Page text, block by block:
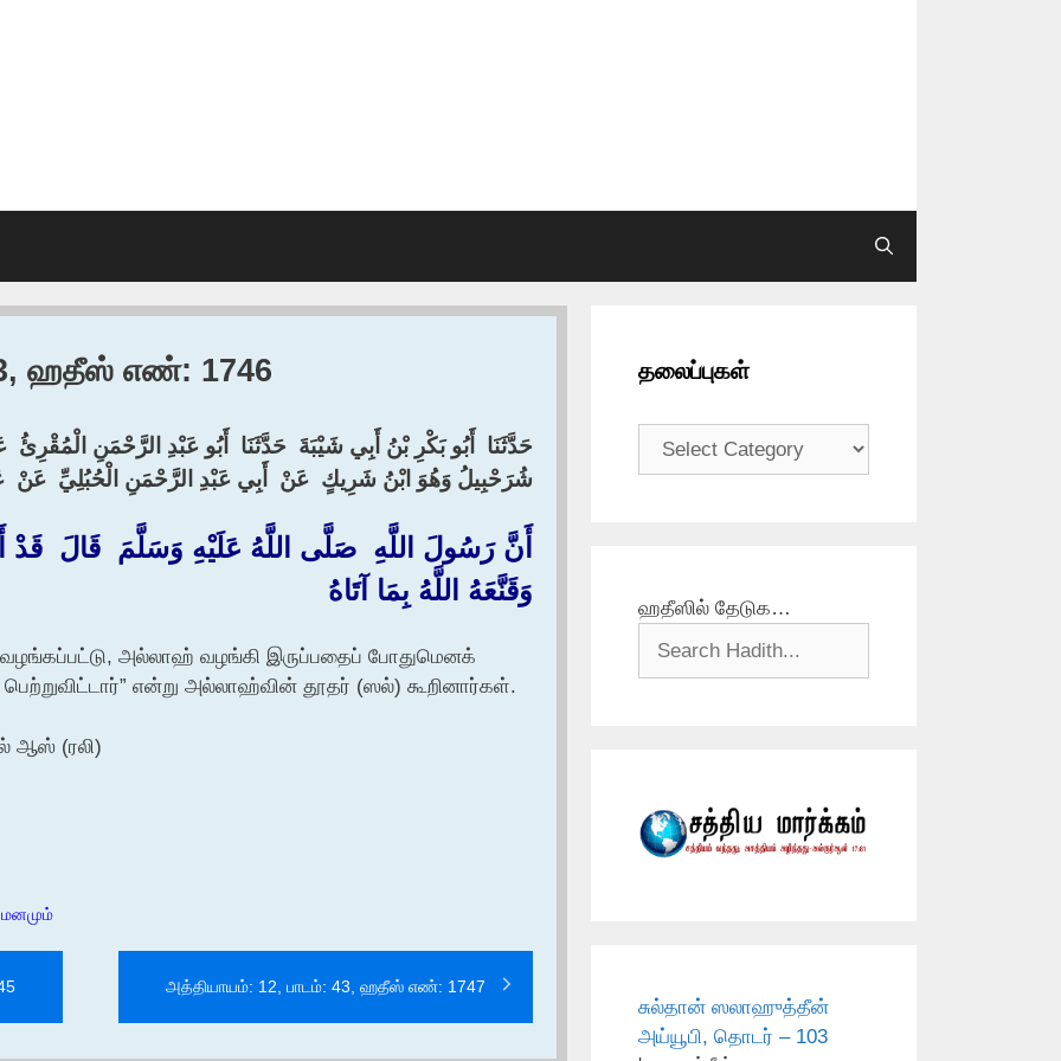
ஹதீஸ் எண்: 1746
حَدَّثَنَا ‏ ‏أَبُو بَكْرِ بْنُ أَبِي شَيْبَةَ ‏ ‏حَدَّثَنَا ‏ ‏أَبُو عَبْدِ الرَّحْمَنِ
‏شُرَحْبِيلُ وَهُوَ ابْنُ شَرِيكٍ ‏ ‏عَنْ ‏ ‏أَبِي عَبْدِ الرَّحْمَنِ الْحُبُلِيِّ ‏ ‏عَنْ
‏أَنَّ رَسُولَ اللَّهِ ‏ ‏صَلَّى اللَّهُ عَلَيْهِ وَسَلَّمَ ‏ ‏قَالَ ‏ ‏قَدْ
وَقَنَّعَهُ اللَّهُ بِمَا آتَاهُ
வழங்கப்பட்டு, அல்லாஹ் வழங்கி இருப்பதைப் போதுமெனக்
என்று அல்லாஹ்வின் தூதர் (ஸல்) கூறினார்கள்.
ஆஸ் (ரலி)
அத்தியாயம்: 12, பாடம்: 43, ஹதீஸ் எண்: 1747
தலைப்புகள்
தலைப்புகள்
ஹதீஸில் தேடுக…
சுல்தான் ஸலாஹுத்தீன்
அய்யூபி, தொடர் – 103